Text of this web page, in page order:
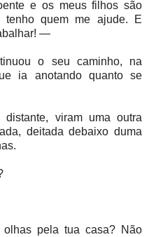
e os meus filhos são
tenho quem me ajude. E
—
o seu caminho, na
ia anotando quanto se
viram uma outra
deitada debaixo duma
pela tua casa? Não